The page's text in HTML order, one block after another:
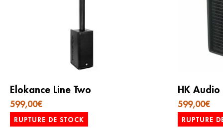
Elokance Line Two
599,00€
RUPTURE DE STOCK
HK
599,00€
RUPTURE